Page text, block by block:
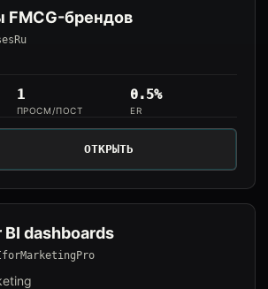
FMCG-брендов
1
ПРОСМ/ПОСТ
0.5%
ER
ОТКРЫТЬ
BI dashboards